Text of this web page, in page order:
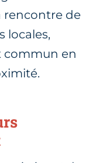
rencontre de
locales,
commun en